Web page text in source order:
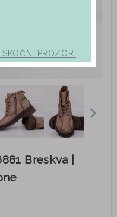
Breskva |
PROZOR.